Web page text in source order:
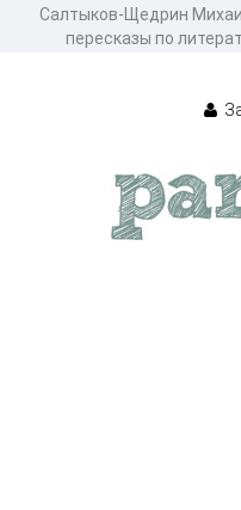
Салтыков-Щедрин
пересказы по